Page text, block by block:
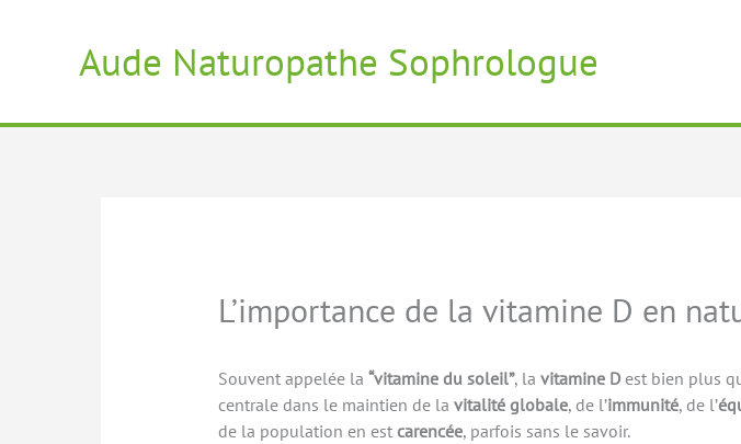
Aude Naturopathe Sophrologue
L’importance de la vitamine D en
Souvent appelée la “vitamine du soleil”, la vitamine Dest bien plus
centrale dans le maintien de la vitalité globale, de l’immunité, de l’
de la population en est carencée, parfois sans le savoir.